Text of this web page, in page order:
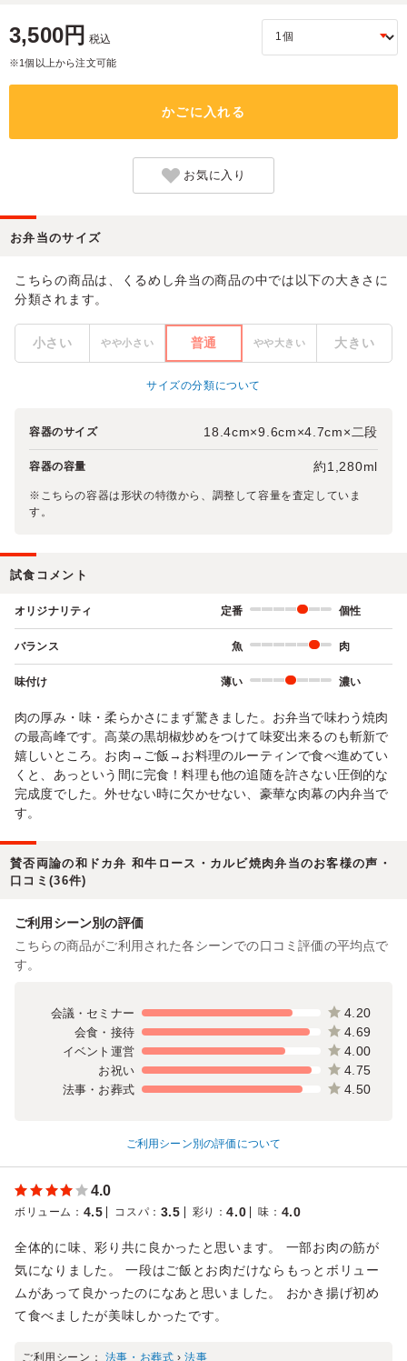
3,500円 税込
※1個以上から注文可能
かごに入れる
お気に入り
お弁当のサイズ
こちらの商品は、くるめし弁当の商品の中では以下の大きさに
分類されます。
小さい やや小さい 普通 やや大きい 大きい
サイズの分類について
容器のサイズ 18.4cm×9.6cm×4.7cm×二段
容器の容量 約1,280ml
※こちらの容器は形状の特徴から、調整して容量を査定していま
す。
試食コメント
オリジナリティ 定番 個性
バランス 魚 肉
味付け 薄い 濃い
肉の厚み・味・柔らかさにまず驚きました。お弁当で味わう焼肉
の最高峰です。高菜の黒胡椒炒めをつけて味変出来るのも斬新で
嬉しいところ。お肉→ご飯→お料理のルーティンで食べ進めてい
くと、あっという間に完食！料理も他の追随を許さない圧倒的な
完成度でした。外せない時に欠かせない、豪華な肉幕の内弁当で
す。
賛否両論の和ドカ弁 和牛ロース・カルビ焼肉弁当のお客様の声・
口コミ(36件)
ご利用シーン別の評価
こちらの商品がご利用された各シーンでの口コミ評価の平均点で
す。
会議・セミナー 4.20
会食・接待 4.69
イベント運営 4.00
お祝い 4.75
法事・お葬式 4.50
ご利用シーン別の評価について
4.0
ボリューム ： 4.5 コスパ ： 3.5 彩り ：4.0 味 ： 4.0
全体的に味、彩り共に良かったと思います。 一部お肉の筋が
気になりました。 一段はご飯とお肉だけならもっとボリュー
ムがあって良かったのになあと思いました。 おかき揚げ初め
て食べましたが美味しかったです。
ご利用シーン： 法事・お葬式 ›法事